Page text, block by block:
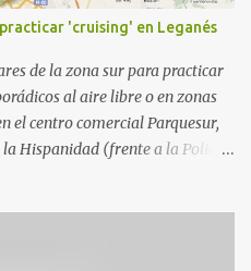
'cruising' en Leganés
de la zona sur para practicar
al aire libre o en zonas
el centro comercial Parquesur,
la Hispanidad (frente a la Policía